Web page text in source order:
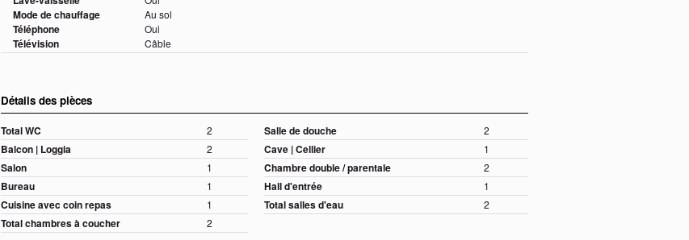
Mode de chauffage Au sol
Téléphone Oui
Télévision Câble
Détails des pièces
Total WC 2 Salle de douche 2
Balcon | Loggia 2 Cave | Cellier 1
Salon 1 Chambre double / parentale 2
Bureau 1 Hall d'entrée 1
Cuisine avec coin repas 1 Total salles d'eau 2
Total chambres à coucher 2